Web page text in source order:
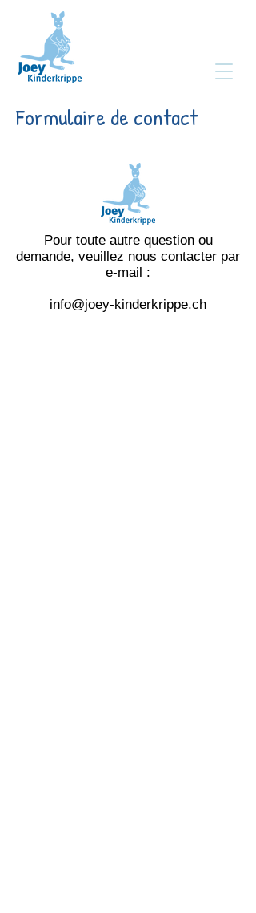
Formulaire de contact
Pour toute autre question ou
demande, veuillez nous contacter par
e-mail :
info@joey-kinderkrippe.ch